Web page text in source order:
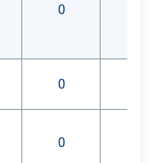
0
0
0